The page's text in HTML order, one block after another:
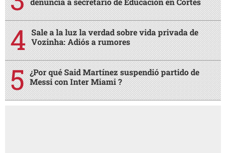
Sale a la luz la verdad sobre vida privada de
Vozinha: Adiós a rumores
¿Por qué Said Martínez suspendió partido de
Messi con Inter Miami ?